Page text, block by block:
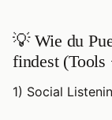
💡 Wie du
findest (Tools
1) Social